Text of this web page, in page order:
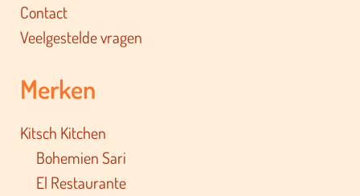
Contact
Veelgestelde vragen
Merken
Kitsch Kitchen
Bohemien Sari
El Restaurante